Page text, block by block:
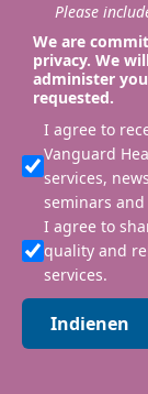
Please
We are
privacy. We
administer
requested.
I agree to
Vanguard
services,
seminars and
I agree to
quality and
services.
Indienen